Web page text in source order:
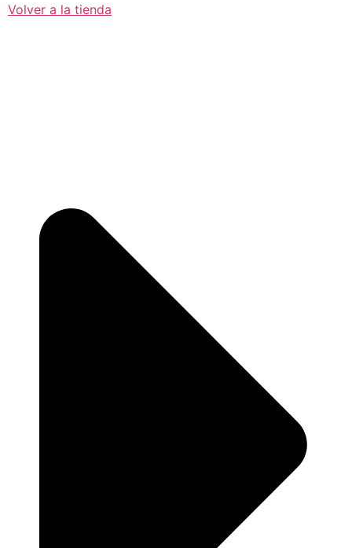
Volver a la tienda